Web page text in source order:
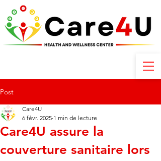
Post
Care4U assure la
couverture sanitaire lors
Care4U
6 févr. 2025 1 min de lecture